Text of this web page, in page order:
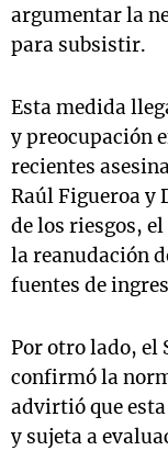
argumentar la
para subsistir.
Esta medida
y preocupación
recientes
Raúl Figueroa y
de los riesgos,
la reanudación
fuentes de
Por otro lado, el
confirmó la
advirtió que
y sujeta a